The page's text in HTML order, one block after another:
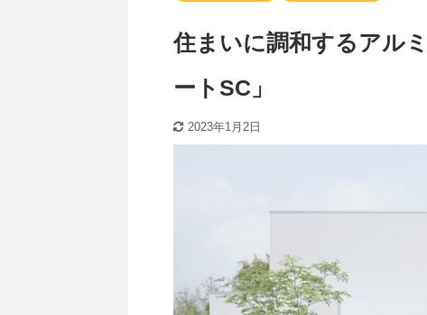
住まいに調和するアル
ートSC」
2023年1月2日